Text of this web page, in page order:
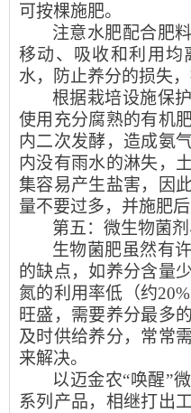
可按棵施肥。
注意水肥配合肥
移动、吸收和利用均
水，防止养分的损失
根据栽培设施保
使用充分腐熟的有机
内二次发酵，造成氨
内没有雨水的淋失，
集容易产生盐害，因
量不要过多，并施肥后
第五：微生物菌
生物菌肥虽然有
的缺点，如养分含量
氮的利用率低（约
旺盛，需要养分最多
及时供给养分，常常
来解决。
以迈金农“唤醒”
系列产品，相继打出